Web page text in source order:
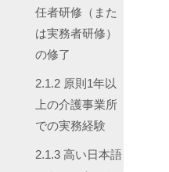
任者研修（また
は実務者研修）
の修了
2.1.2 原則1年以
上の介護事業所
での実務経験
2.1.3 高い日本語